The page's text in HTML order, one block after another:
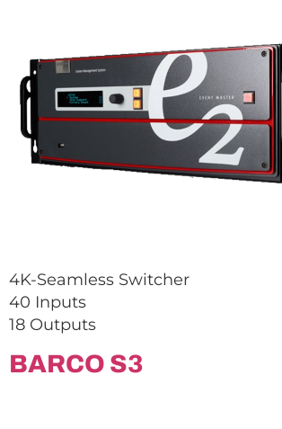
4K-Seamless Switcher
40 Inputs
18 Outputs
BARCO S3